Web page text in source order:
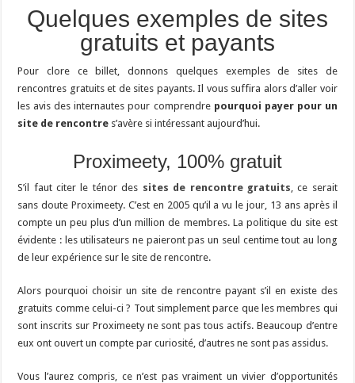
Quelques exemples de sites
gratuits et payants
Pour clore ce billet, donnons quelques exemples de sites de
rencontres gratuits et de sites payants. Il vous suffira alors d’aller voir
les avis des internautes pour comprendre pourquoi payer pour un
site de rencontre s’avère si intéressant aujourd’hui.
Proximeety, 100% gratuit
S’il faut citer le ténor des sites de rencontre gratuits , ce serait
sans doute Proximeety. C’est en 2005 qu’il a vu le jour, 13 ans après il
compte un peu plus d’un million de membres. La politique du site est
évidente : les utilisateurs ne paieront pas un seul centime tout au long
de leur expérience sur le site de rencontre.
Alors pourquoi choisir un site de rencontre payant s’il en existe des
gratuits comme celui-ci ? Tout simplement parce que les membres qui
sont inscrits sur Proximeety ne sont pas tous actifs. Beaucoup d’entre
eux ont ouvert un compte par curiosité, d’autres ne sont pas assidus.
Vous l’aurez compris, ce n’est pas vraiment un vivier d’opportunités